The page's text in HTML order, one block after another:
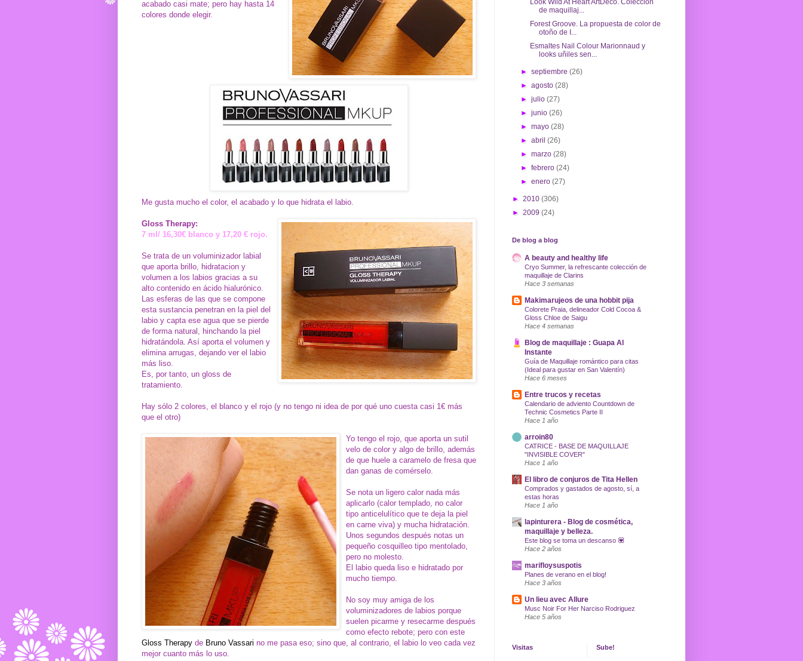
acabado casi mate; pero hay hasta 14
colores donde elegir.
Me gusta mucho el color, el acabado y lo que hidrata el labio.
Gloss Therapy:
7 ml/ 16,30€ blanco y 17,20 € rojo.
Se trata de un voluminizador labial
que aporta brillo, hidratacion y
volumen a los labios gracias a su
alto contenido en ácido hialurónico.
Las esferas de las que se compone
esta sustancia penetran en la piel del
labio y capta ese agua que se pierde
de forma natural, hinchando la piel
hidratándola. Así aporta el volumen y
elimina arrugas, dejando ver el labio
más liso.
Es, por tanto, un gloss de
tratamiento.
Hay sólo 2 colores, el blanco y el rojo (y no tengo ni idea de por qué uno cuesta casi 1€ más
que el otro)
Yo tengo el rojo, que aporta un sutil
velo de color y algo de brillo, además
de que huele a caramelo de fresa que
dan ganas de comérselo.
Se nota un ligero calor nada más
aplicarlo (calor templado, no calor
tipo anticelulítico que te deja la piel
en carne viva) y mucha hidratación.
Unos segundos después notas un
pequeño cosquilleo tipo mentolado,
pero no molesto.
El labio queda liso e hidratado por
mucho tiempo.
No soy muy amiga de los
voluminizadores de labios porque
suelen picarme y resecarme después
como efecto rebote; pero con este
Gloss Therapy de Bruno Vassari no me pasa eso; sino que, al contrario, el labio lo veo cada vez
mejor cuanto más lo uso.
Look Wild At Heart ArtDeco. Colección
de maquillaj...
Forest Groove. La propuesta de color de
otoño de I...
Esmaltes Nail Colour Marionnaud y
looks uñiles sen...
►septiembre(26)
►agosto(28)
►julio(27)
►junio(26)
►mayo(28)
►abril(26)
►marzo(28)
►febrero(24)
►enero(27)
► 2010 (306)
► 2009 (24)
De blog a blog
A beauty and healthy life
Cryo Summer, la refrescante colección de
maquillaje de Clarins
Hace 3 semanas
Makimarujeos de una hobbit pija
Colorete Praia, delineador Cold Cocoa &
Gloss Chloe de Saigu
Hace 4 semanas
Blog de maquillaje : Guapa Al
Instante
Guía de Maquillaje romántico para citas
(Ideal para gustar en San Valentín)
Hace 6 meses
Entre trucos y recetas
Calendario de adviento Countdown de
Technic Cosmetics Parte II
Hace 1 año
arroin80
CATRICE - BASE DE MAQUILLAJE
"INVISIBLE COVER"
Hace 1 año
El libro de conjuros de Tita Hellen
Comprados y gastados de agosto, sí, a
estas horas
Hace 1 año
lapinturera - Blog de cosmética,
maquillaje y belleza.
Este blog se toma un descanso 💟
Hace 2 años
marifloysuspotis
Planes de verano en el blog!
Hace 3 años
Un lieu avec Allure
Musc Noir For Her Narciso Rodriguez
Hace 5 años
Visitas Sube!